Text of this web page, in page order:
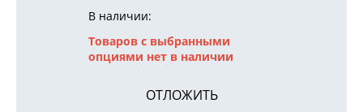
В наличии:
Товаров с выбранными
опциями нет в наличии
ОТЛОЖИТЬ